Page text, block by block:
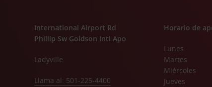
International Airport Rd
Phillip Sw Goldson Intl Apo
Ladyville
Llama al: 501-225-4400
Horario de
Lunes
Martes
Miércoles
Jueves